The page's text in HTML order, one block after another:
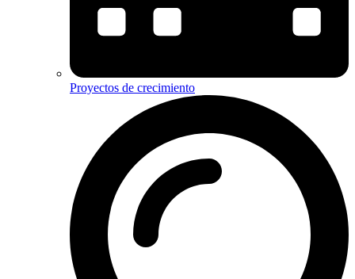
Proyectos de crecimiento